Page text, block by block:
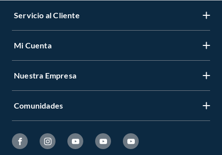
Servicio al Cliente
Mi Cuenta
Nuestra Empresa
Comunidades